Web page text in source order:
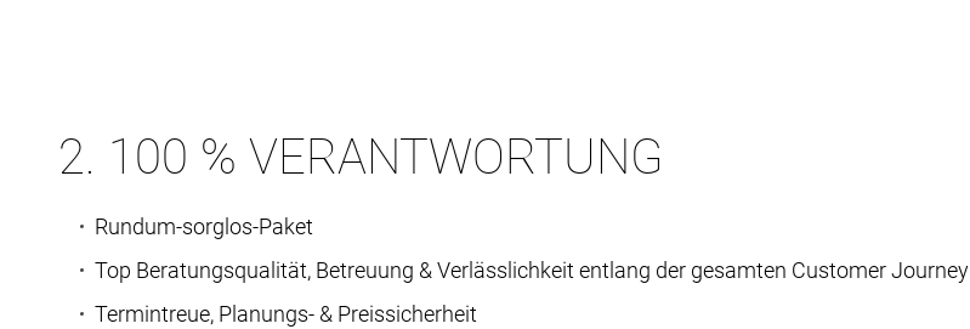
2. 100 % VERANTWORTUNG
Rundum-sorglos-Paket
Top Beratungsqualität, Betreuung & Verlässlichkeit entlang der gesamten Customer Journey
Termintreue, Planungs- & Preissicherheit